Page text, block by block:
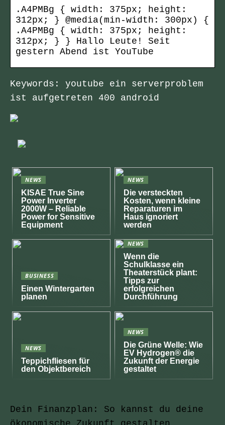
.A4PMBg { width: 375px; height:
312px; } @media(min-width: 300px) {
.A4PMBg { width: 375px; height:
312px; } } Hallo Leute! Seit
gestern Abend ist YouTube
Keywords: youtube ein serverproblem
ist aufgetreten 400 android
NEWS
KISAE True Sine
Power Inverter
2000W – Reliable
Power for Sensitive
Equipment
NEWS
Die versteckten
Kosten, wenn kleine
Reparaturen im
Haus ignoriert
werden
BUSINESS
Einen Wintergarten
planen
NEWS
Wenn die
Schulklasse ein
Theaterstück plant:
Tipps zur
erfolgreichen
Durchführung
NEWS
Teppichfliesen für
den Objektbereich
NEWS
Die Grüne Welle: Wie
EV Hydrogen® die
Zukunft der Energie
gestaltet
Dein Finanzplan: So kannst du deine